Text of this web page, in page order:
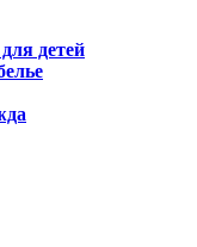
детей